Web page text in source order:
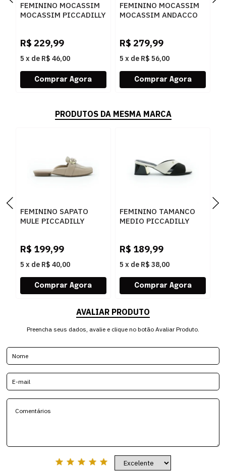
FEMININO MOCASSIM
MOCASSIM PICCADILLY
R$ 229,99
5 x de R$ 46,00
FEMININO MOCASSIM
MOCASSIM ANDACCO
R$ 279,99
5 x de R$ 56,00
PRODUTOS DA MESMA MARCA
FEMININO SAPATO
MULE PICCADILLY
R$ 199,99
5 x de R$ 40,00
FEMININO TAMANCO
MEDIO PICCADILLY
R$ 189,99
5 x de R$ 38,00
AVALIAR PRODUTO
Preencha seus dados, avalie e clique no botão Avaliar Produto.